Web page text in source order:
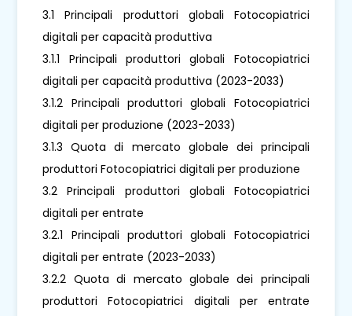
3.1 Principali produttori globali Fotocopiatrici
digitali per capacità produttiva
3.1.1 Principali produttori globali Fotocopiatrici
digitali per capacità produttiva (2023-2033)
3.1.2 Principali produttori globali Fotocopiatrici
digitali per produzione (2023-2033)
3.1.3 Quota di mercato globale dei principali
produttori Fotocopiatrici digitali per produzione
3.2 Principali produttori globali Fotocopiatrici
digitali per entrate
3.2.1 Principali produttori globali Fotocopiatrici
digitali per entrate (2023-2033)
3.2.2 Quota di mercato globale dei principali
produttori Fotocopiatrici digitali per entrate